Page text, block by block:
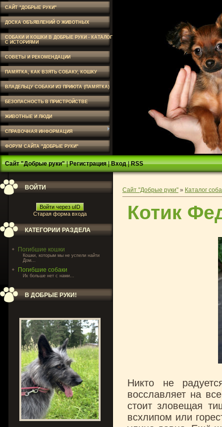
САЙТ "ДОБРЫЕ РУКИ"
ДОСКА ОБЪЯВЛЕНИЙ О ЖИВОТНЫХ
СОБАКИ И КОШКИ В ДОБРЫЕ РУКИ - КАТАЛОГ
С ИСТОРИЯМИ
СОВЕТЫ И РЕКОМЕНДАЦИИ
ПАМЯТКА, КАК ВЗЯТЬ СОБАКУ, КОШКУ
ВЛАДЕЛЬЦУ СОБАКИ ИЗ ПРИЮТА (ПАМЯТКА)
БЕЗОПАСНОСТЬ В ПРИСТРОЙСТВЕ
ЖИВОТНЫЕ И ЛЮДИ
СПРАВОЧНАЯ ИНФОРМАЦИЯ
ФОРУМ САЙТА "ДОБРЫЕ РУКИ"
Сайт "Добрые руки"|Регистрация|Вход|RSS
ВОЙТИ
Войти через uID
Старая форма входа
КАТЕГОРИИ РАЗДЕЛА
Погибшие кошки
Кошки, которым мы не успели найти
Дом...
Погибшие собаки
Их больше нет с нами...
В ДОБРЫЕ РУКИ!
Сайт "Добрые руки" » Каталог
Котик
Никто не
восславляет на
стоит зловещая
всхлипом или